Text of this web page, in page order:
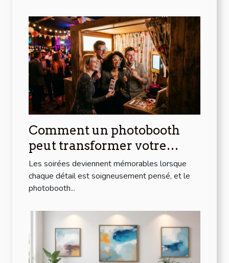
Comment un photobooth
peut transformer votre
soirée
Les soirées deviennent mémorables lorsque
chaque détail est soigneusement pensé, et le
photobooth...